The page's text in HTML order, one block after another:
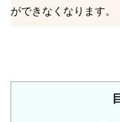
ができなくなります。